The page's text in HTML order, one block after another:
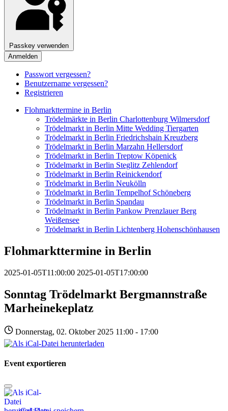
Passkey verwenden
Anmelden
Passwort vergessen?
Benutzername vergessen?
Registrieren
Flohmarkttermine in Berlin
Trödelmärkte in Berlin Charlottenburg Wilmersdorf
Trödelmarkt in Berlin Mitte Wedding Tiergarten
Trödelmarkt in Berlin Friedrichshain Kreuzberg
Trödelmarkt in Berlin Marzahn Hellersdorf
Trödelmarkt in Berlin Treptow Köpenick
Trödelmarkt in Berlin Steglitz Zehlendorf
Trödelmarkt in Berlin Reinickendorf
Trödelmarkt in Berlin Neukölln
Trödelmarkt in Berlin Tempelhof Schöneberg
Trödelmarkt in Berlin Spandau
Trödelmarkt in Berlin Pankow Prenzlauer Berg
Weißensee
Trödelmarkt in Berlin Lichtenberg Hohenschönhausen
Flohmarkttermine in Berlin
2025-01-05T11:00:00 2025-01-05T17:00:00
Sonntag Trödelmarkt Bergmannstraße
Marheinekeplatz
Donnerstag, 02. Oktober 2025 11:00 - 17:00
Event exportieren